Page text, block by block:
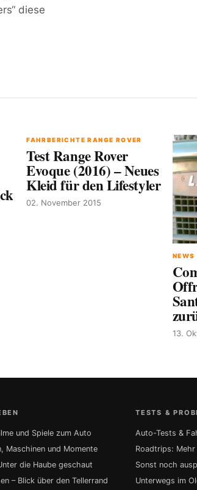
diese
FAHRBERICHTE RANGE ROVER
Test Range Rover
Evoque (2016) – Neues
Kleid für den Lifestyler
02. November 2015
NEWS
13.
und Spiele zum Auto
Maschinen und Momente
die Haube geschaut
– Blick über den Tellerrand
TESTS &
Auto-Tests &
Roadtrips:
Sonst noch
Unterwegs im